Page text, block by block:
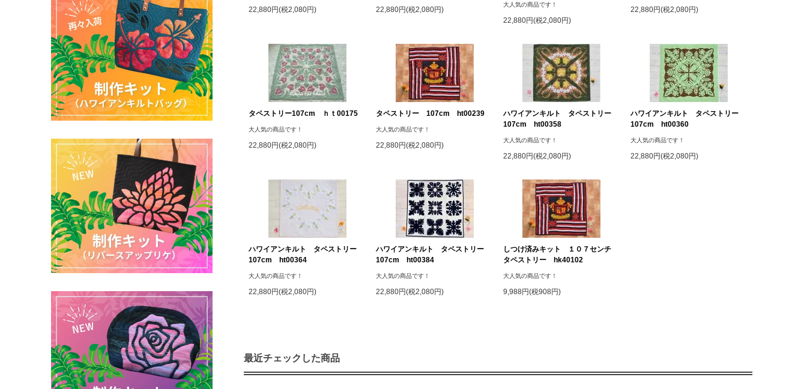
22,880円(税2,080円) 22,880円(税2,080円)
大人気の商品です！
22,880円(税2,080円)
22,880円(税2,080円)
タペストリー107cm ｈｔ00175
大人気の商品です！
22,880円(税2,080円)
タペストリー 107cm ht00239
大人気の商品です！
22,880円(税2,080円)
ハワイアンキルト タペストリー
107cm ht00358
大人気の商品です！
22,880円(税2,080円)
ハワイアンキルト タペストリー
107cm ht00360
大人気の商品です！
22,880円(税2,080円)
ハワイアンキルト タペストリー
107cm ht00364
大人気の商品です！
22,880円(税2,080円)
ハワイアンキルト タペストリー
107cm ht00384
大人気の商品です！
22,880円(税2,080円)
しつけ済みキット １０７センチ
タペストリー hk40102
大人気の商品です！
9,988円(税908円)
最近チェックした商品